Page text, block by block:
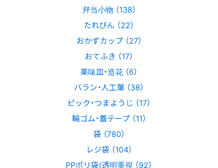
弁当小物 （138）
たれびん （22）
おかずカップ （27）
おてふき （17）
薬味皿・造花 （6）
バラン・人工葉 （38）
ピック・つまようじ （17）
輪ゴム・蓋テープ （11）
袋 （780）
レジ袋 （104）
PPポリ袋(透明重視 （92）